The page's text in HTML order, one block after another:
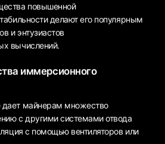
повышенной
делают его популярным
и энтузиастов
вычислений.
иммерсионного
майнерам множество
с другими системами отвода
с помощью вентиляторов или